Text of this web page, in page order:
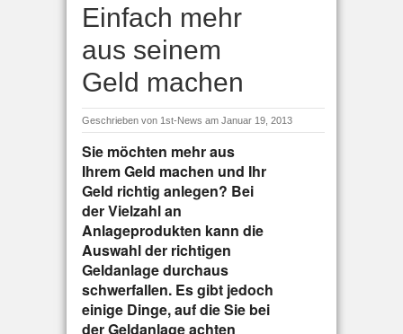
Einfach mehr
aus seinem
Geld machen
Geschrieben von 1st-News am Januar 19, 2013
Sie möchten mehr aus
Ihrem Geld machen und Ihr
Geld richtig anlegen? Bei
der Vielzahl an
Anlageprodukten kann die
Auswahl der richtigen
Geldanlage durchaus
schwerfallen. Es gibt jedoch
einige Dinge, auf die Sie bei
der Geldanlage achten